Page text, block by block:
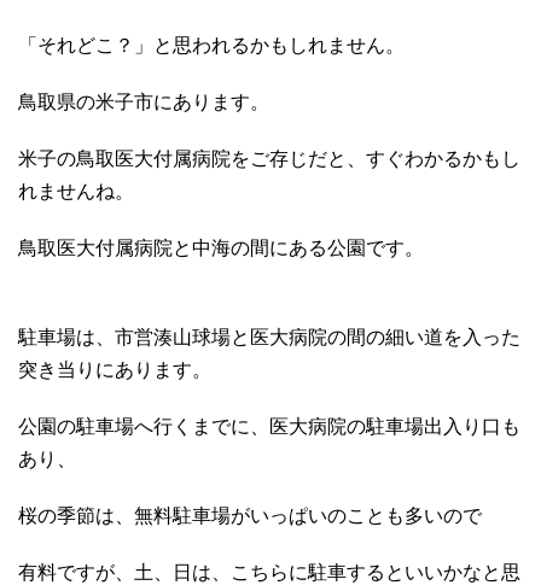
「それどこ？」と思われるかもしれません。
鳥取県の米子市にあります。
米子の鳥取医大付属病院をご存じだと、すぐわかるかもし
れませんね。
鳥取医大付属病院と中海の間にある公園です。
駐車場は、市営湊山球場と医大病院の間の細い道を入った
突き当りにあります。
公園の駐車場へ行くまでに、医大病院の駐車場出入り口も
あり、
桜の季節は、無料駐車場がいっぱいのことも多いので
有料ですが、土、日は、こちらに駐車するといいかなと思